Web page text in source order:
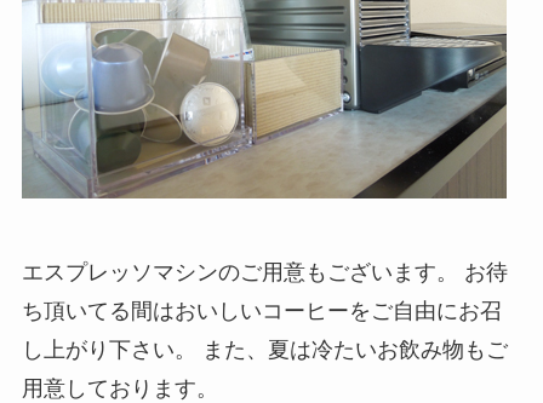
エスプレッソマシンのご用意もございます。 お待
ち頂いてる間はおいしいコーヒーをご自由にお召
し上がり下さい。 また、夏は冷たいお飲み物もご
用意しております。